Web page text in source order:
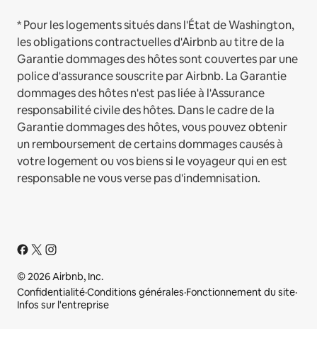
* Pour les logements situés dans l'État de Washington,
les obligations contractuelles d'Airbnb au titre de la
Garantie dommages des hôtes sont couvertes par une
police d'assurance souscrite par Airbnb. La Garantie
dommages des hôtes n'est pas liée à l'Assurance
responsabilité civile des hôtes. Dans le cadre de la
Garantie dommages des hôtes, vous pouvez obtenir
un remboursement de certains dommages causés à
votre logement ou vos biens si le voyageur qui en est
responsable ne vous verse pas d'indemnisation.
© 2026 Airbnb, Inc.
Confidentialité·Conditions générales·Fonctionnement du site·
Infos sur l'entreprise